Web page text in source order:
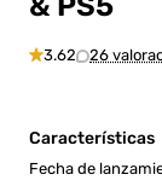
3.62 26
Características
Fecha de